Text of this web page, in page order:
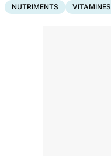
NUTRIMENTS VITAMINES